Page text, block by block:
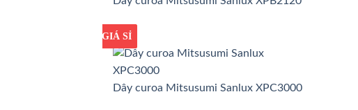
GIÁ TỐT
GIÁ SỈ
Dây curoa Mitsusumi Sanlux XPC3000